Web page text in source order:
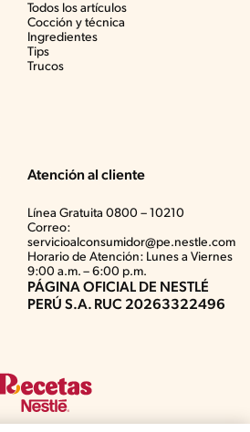
Todos los artículos
Cocción y técnica
Ingredientes
Tips
Trucos
Atención al cliente
Línea Gratuita 0800 – 10210
Correo:
servicioalconsumidor@pe.nestle.com
Horario de Atención: Lunes a Viernes
9:00 a.m. – 6:00 p.m.
PÁGINA OFICIAL DE NESTLÉ
PERÚ S.A. RUC 20263322496